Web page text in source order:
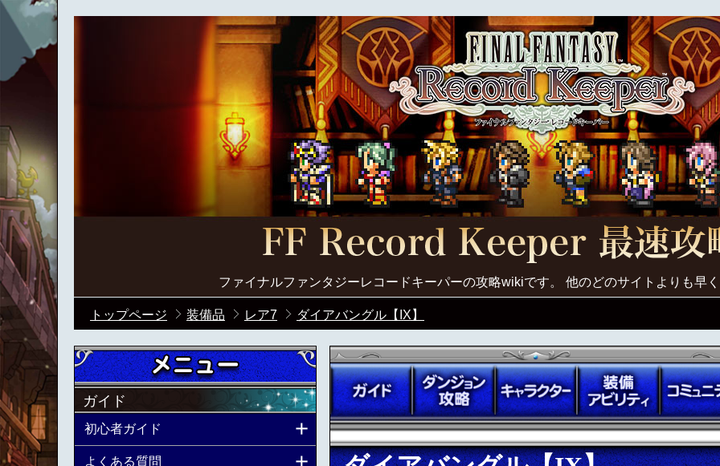
ファイナルファンタジーレコードキーパーの攻略wikiです。 他のどのサイトよりも早
トップページ 装備品 レア7 ダイアバングル【IX】
ガイド
初心者ガイド
よくある質問